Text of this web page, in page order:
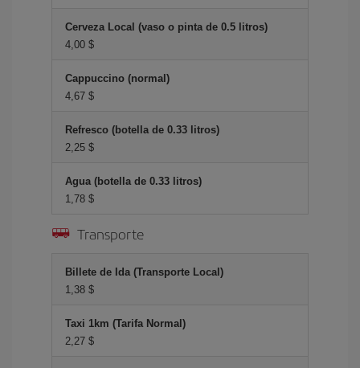
Cerveza Local (vaso o pinta de 0.5 litros)
4,00 $
Cappuccino (normal)
4,67 $
Refresco (botella de 0.33 litros)
2,25 $
Agua (botella de 0.33 litros)
1,78 $
Transporte
Billete de Ida (Transporte Local)
1,38 $
Taxi 1km (Tarifa Normal)
2,27 $